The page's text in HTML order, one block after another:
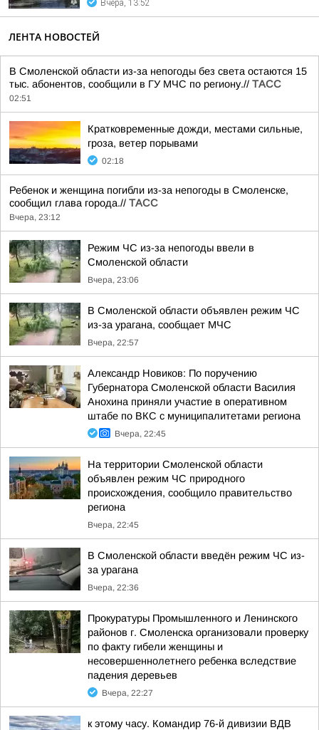
Вчера, 13:52
ЛЕНТА НОВОСТЕЙ
В Смоленской области из-за непогоды без света остаются 15
тыс. абонентов, сообщили в ГУ МЧС по региону.// ТАСС
02:51
Кратковременные дожди, местами сильные,
гроза, ветер порывами
02:18
Ребенок и женщина погибли из-за непогоды в Смоленске,
сообщил глава города.// ТАСС
Вчера, 23:12
Режим ЧС из-за непогоды ввели в
Смоленской области
Вчера, 23:06
В Смоленской области объявлен режим ЧС
из-за урагана, сообщает МЧС
Вчера, 22:57
Александр Новиков: По поручению
Губернатора Смоленской области Василия
Анохина приняли участие в оперативном
штабе по ВКС с муниципалитетами региона
Вчера, 22:45
На территории Смоленской области
объявлен режим ЧС природного
происхождения, сообщило правительство
региона
Вчера, 22:45
В Смоленской области введён режим ЧС из-
за урагана
Вчера, 22:36
Прокуратуры Промышленного и Ленинского
районов г. Смоленска организовали проверку
по факту гибели женщины и
несовершеннолетнего ребенка вследствие
падения деревьев
Вчера, 22:27
к этому часу. Командир 76-й дивизии ВДВ